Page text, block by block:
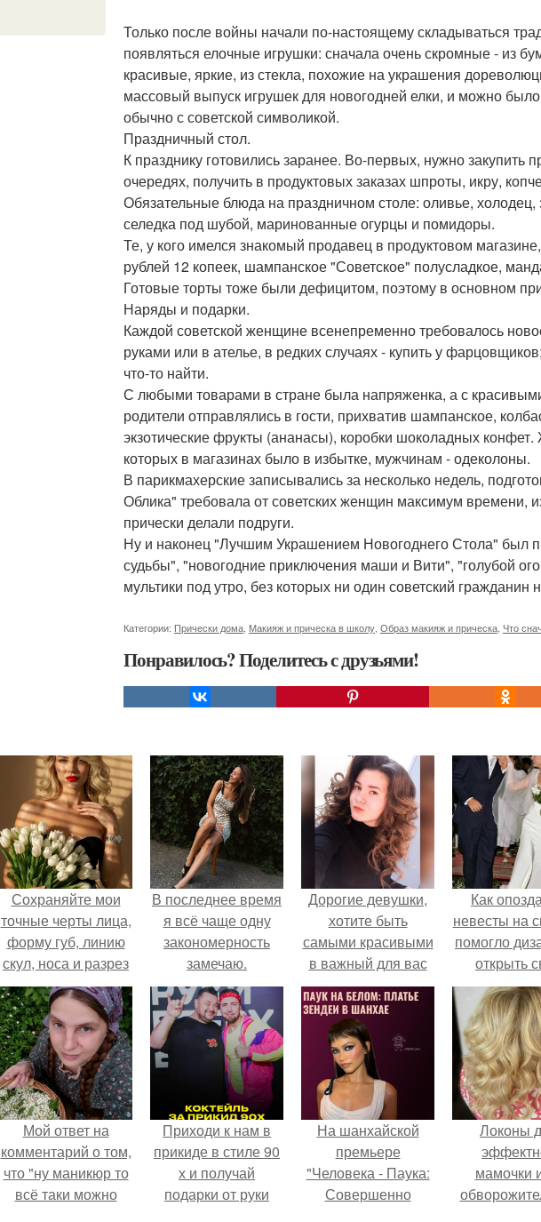
Только после войны начали по-настоящему складываться
появляться елочные игрушки: сначала очень скромные - из
красивые, яркие, из стекла, похожие на украшения
массовый выпуск игрушек для новогодней елки, и можно
обычно с советской символикой.
Праздничный стол.
К празднику готовились заранее. Во-первых, нужно закупить
очередях, получить в продуктовых заказах шпроты, икру,
Обязательные блюда на праздничном столе: оливье,
селедка под шубой, маринованные огурцы и помидоры.
Те, у кого имелся знакомый продавец в продуктовом
рублей 12 копеек, шампанское "Советское" полусладкое,
Готовые торты тоже были дефицитом, поэтому в основном
Наряды и подарки.
Каждой советской женщине всенепременно требовалось
руками или в ателье, в редких случаях - купить у
что-то найти.
С любыми товарами в стране была напряженка, а с
родители отправлялись в гости, прихватив шампанское,
экзотические фрукты (ананасы), коробки шоколадных
которых в магазинах было в избытке, мужчинам - одеколоны.
В парикмахерские записывались за несколько недель,
Облика" требовала от советских женщин максимум времени,
прически делали подруги.
Ну и наконец "Лучшим Украшением Новогоднего Стола" был
судьбы", "новогодние приключения маши и Вити", "голубой
мультики под утро, без которых ни один советский
Категории: Прически дома Макияж и прическа в школу Образ макияж и прическа Что
Понравилось? Поделитесь с друзьями!
Сохраняйте мои
точные черты лица,
форму губ, линию
скул, носа и разрез
глаз.
В последнее время
я всё чаще одну
закономерность
замечаю.
Дорогие девушки,
хотите быть
самыми красивыми
в важный для вас
день?
Как
невесты на
помогло
открыть
бренд.
Мой ответ на
комментарий о том,
что "ну маникюр то
всё таки можно
Приходи к нам в
прикиде в стиле 90
х и получай
подарки от руки
На шанхайской
премьере
"Человека - Паука:
Совершенно
Локоны
мамочки